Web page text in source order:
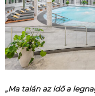
„Ma talán az idő a